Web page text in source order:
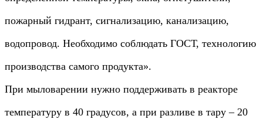
пожарный гидрант, сигнализацию, канализацию,
водопровод. Необходимо соблюдать ГОСТ, технологию
производства самого продукта».
При мыловарении нужно поддерживать в реакторе
температуру в 40 градусов, а при разливе в тару – 20